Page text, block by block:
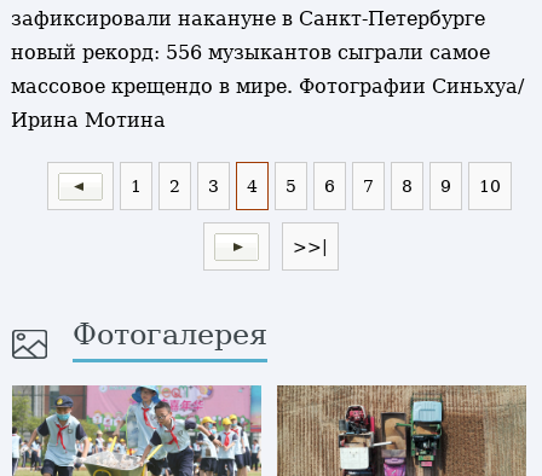
зафиксировали накануне в Санкт-Петербурге
новый рекорд: 556 музыкантов сыграли самое
массовое крещендо в мире. Фотографии Синьхуа/
Ирина Мотина
1 2 3 4 5 6 7 8 9 10
>>|
Фотогалерея